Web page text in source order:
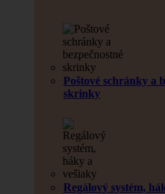
Poštové schránky a
skrinky
Regálový systém,